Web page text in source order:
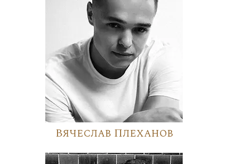
Вячеслав Плеханов